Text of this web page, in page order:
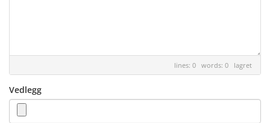
lines: 0 words: 0 lagret
Vedlegg